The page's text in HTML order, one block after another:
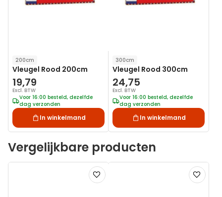
200cm
Vleugel Rood 200cm
19,79
Excl. BTW
Voor 16:00 besteld, dezelfde
dag verzonden
In winkelmand
300cm
Vleugel Rood 300cm
24,75
Excl. BTW
Voor 16:00 besteld, dezelfde
dag verzonden
In winkelmand
Vergelijkbare producten
Voeg
toe
Voeg
toe